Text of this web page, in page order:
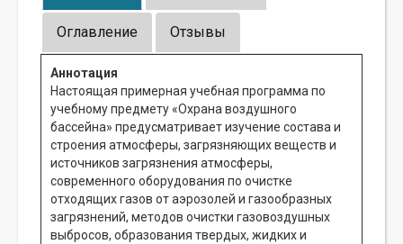
Оглавление Отзывы
Аннотация
Настоящая примерная учебная программа по
учебному предмету «Охрана воздушного
бассейна» предусматривает изучение состава и
строения атмосферы, загрязняющих веществ и
источников загрязнения атмосферы,
современного оборудования по очистке
отходящих газов от аэрозолей и газообразных
загрязнений, методов очистки газовоздушных
выбросов, образования твердых, жидких и